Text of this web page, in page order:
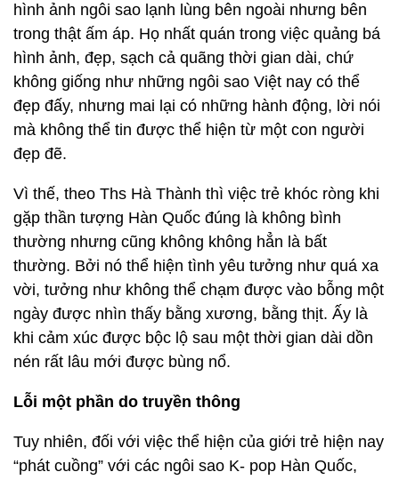
hình ảnh ngôi sao lạnh lùng bên ngoài nhưng bên
trong thật ấm áp. Họ nhất quán trong việc quảng bá
hình ảnh, đẹp, sạch cả quãng thời gian dài, chứ
không giống như những ngôi sao Việt nay có thể
đẹp đấy, nhưng mai lại có những hành động, lời nói
mà không thể tin được thể hiện từ một con người
đẹp đẽ.
Vì thế, theo Ths Hà Thành thì việc trẻ khóc ròng khi
gặp thần tượng Hàn Quốc đúng là không bình
thường nhưng cũng không không hẳn là bất
thường. Bởi nó thể hiện tình yêu tưởng như quá xa
vời, tưởng như không thể chạm được vào bỗng một
ngày được nhìn thấy bằng xương, bằng thịt. Ấy là
khi cảm xúc được bộc lộ sau một thời gian dài dồn
nén rất lâu mới được bùng nổ.
Lỗi một phần do truyền thông
Tuy nhiên, đối với việc thể hiện của giới trẻ hiện nay
“phát cuồng” với các ngôi sao K- pop Hàn Quốc,